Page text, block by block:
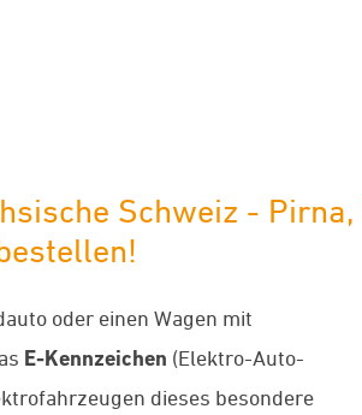
Schweiz -
oder einen Wagen mit
E-Kennzeichen (Elektro-Auto-
dieses besondere